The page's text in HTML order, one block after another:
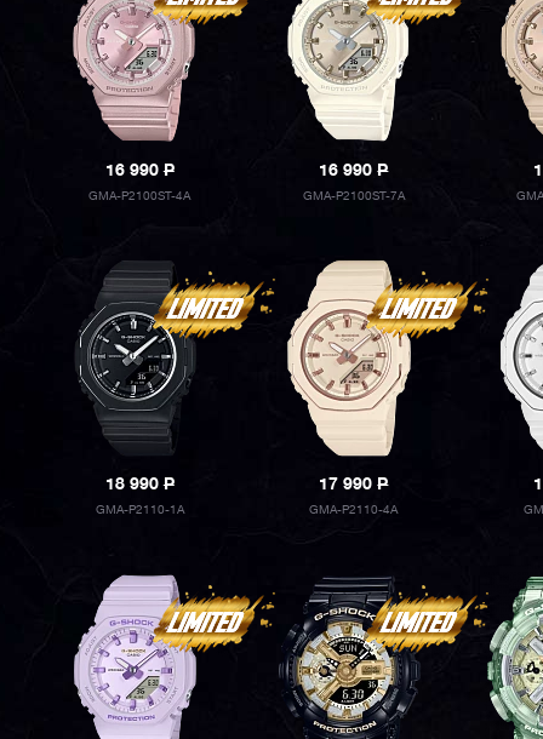
16 990P
GMA-P2100ST-4A
16 990P
GMA-P2100ST-7A
18 990P
GMA-P2110-1A
17 990P
GMA-P2110-4A